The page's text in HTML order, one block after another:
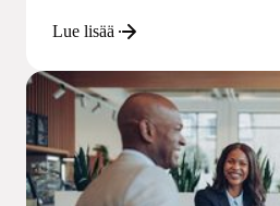
Lue lisää